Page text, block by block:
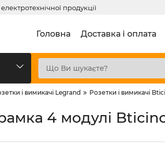
продукції
Головна Доставка і оплата
і вимикачі Legrand Розетки і вимикачі
4 модулі